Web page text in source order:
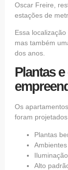
Oscar Freire,
estações de
Essa
mas também
dos anos.
Plantas
Os
foram
Plantas
Alto